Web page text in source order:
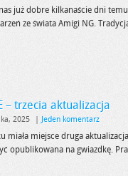
4.1 FE – trzecia
już dobre kilkanaście dni
ze świata Amigi NG.
– trzecia aktualizacja
2025 | Jeden komentarz
miejsce druga
opublikowana na gwiazdkę.